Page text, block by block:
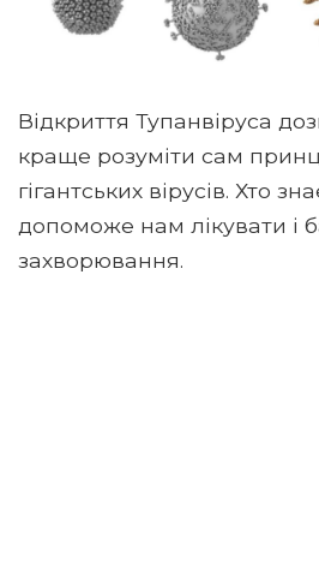
Відкриття Тупанвіруса
краще розуміти сам
гігантських вірусів. Хто
допоможе нам лікувати і
захворювання.